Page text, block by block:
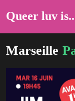
Queer luv
Marseille